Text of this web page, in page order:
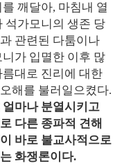
깨달아, 마침내 열
석가모니의 생존 당
관련된 다툼이나
가 입멸한 이후 많
대로 진리에 대한
해를 불러일으켰다.
마나 분열시키고
다른 종파적 견해
바로 불교사적으로
화쟁론이다.